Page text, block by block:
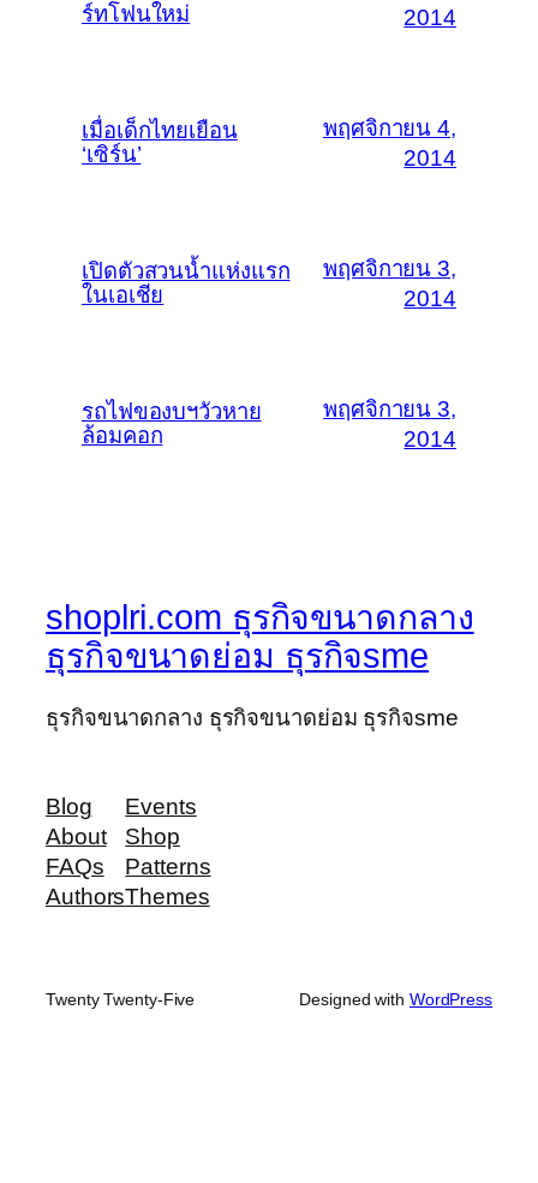
ร์ทโฟนใหม่
2014
เมื่อเด็กไทยเยือน
‘เซิร์น’
พฤศจิกายน 4,
2014
เปิดตัวสวนน้ำแห่งแรก
ในเอเชีย
พฤศจิกายน 3,
2014
รถไฟของบฯวัวหาย
ล้อมคอก
พฤศจิกายน 3,
2014
shoplri.com ธุรกิจขนาดกลาง
ธุรกิจขนาดย่อม ธุรกิจsme
ธุรกิจขนาดกลาง ธุรกิจขนาดย่อม ธุรกิจsme
Blog
About
FAQs
Authors
Events
Shop
Patterns
Themes
Twenty Twenty-Five Designed with WordPress